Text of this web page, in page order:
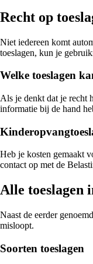
Recht op
Niet iedereen komt
toeslagen, kun je
Welke toeslagen
Als je denkt dat je recht
informatie bij de hand
Heb je kosten gemaakt
contact op met de
Alle toeslagen
Naast de eerder
misloopt.
Soorten toeslagen